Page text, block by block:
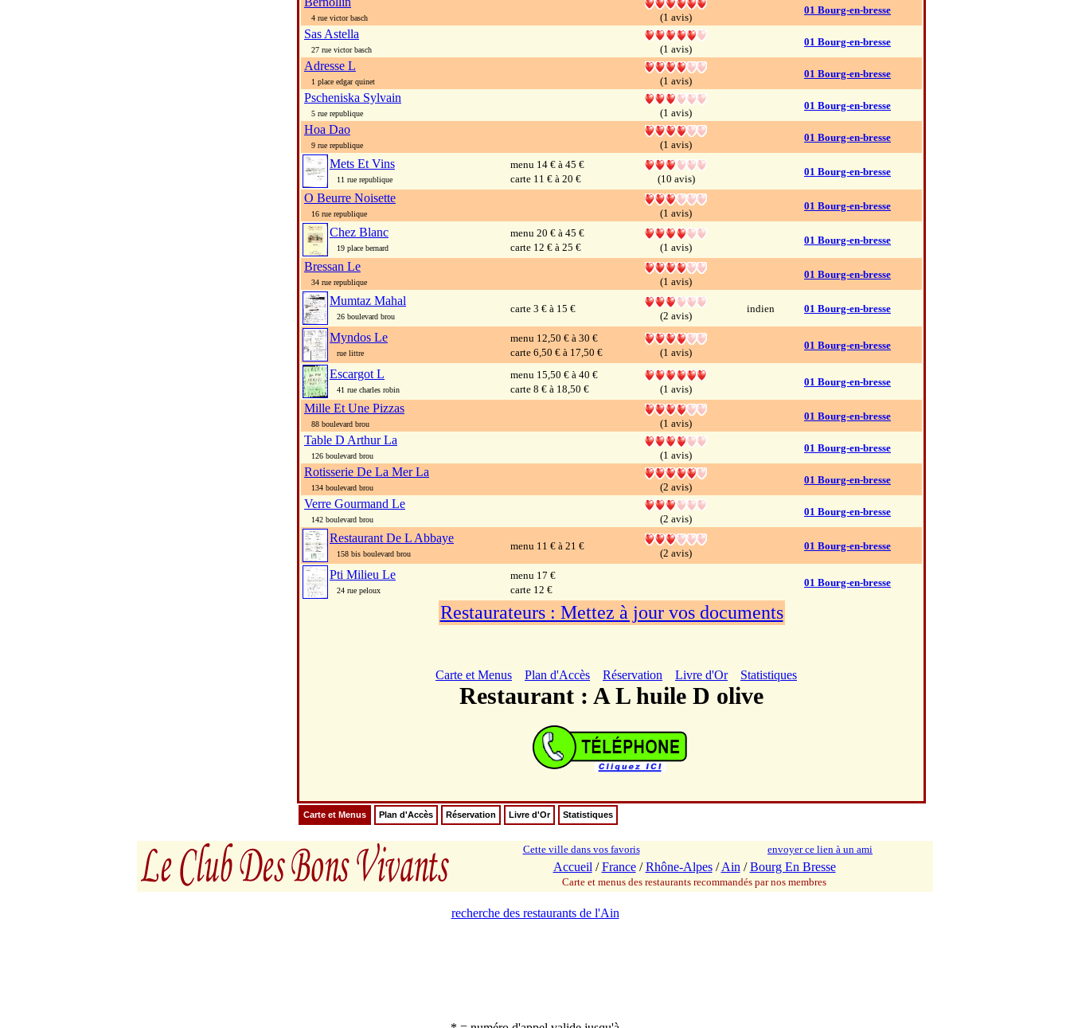
4 rue victor basch (1 avis)
01 Bourg-en-bresse
Sas Astella
27 rue victor basch (1 avis)
01 Bourg-en-bresse
Adresse L
1 place edgar quinet (1 avis)
01 Bourg-en-bresse
Pscheniska Sylvain
5 rue republique (1 avis)
01 Bourg-en-bresse
Hoa Dao
9 rue republique (1 avis)
01 Bourg-en-bresse
Mets Et Vins
11 rue republique
menu 14 € à 45 €
carte 11 € à 20 €
(10 avis)
01 Bourg-en-bresse
O Beurre Noisette
16 rue republique (1 avis)
01 Bourg-en-bresse
Chez Blanc
19 place bernard
menu 20 € à 45 €
carte 12 € à 25 €
(1 avis)
01 Bourg-en-bresse
Bressan Le
34 rue republique (1 avis)
01 Bourg-en-bresse
Mumtaz Mahal
26 boulevard brou
carte 3 € à 15 €
(2 avis)
indien 01 Bourg-en-bresse
Myndos Le
rue littre
menu 12,50 € à 30 €
carte 6,50 € à 17,50 €
(1 avis)
01 Bourg-en-bresse
Escargot L
41 rue charles robin
menu 15,50 € à 40 €
carte 8 € à 18,50 €
(1 avis)
01 Bourg-en-bresse
Mille Et Une Pizzas
88 boulevard brou (1 avis)
01 Bourg-en-bresse
Table D Arthur La
126 boulevard brou (1 avis)
01 Bourg-en-bresse
Rotisserie De La Mer La
134 boulevard brou (2 avis)
01 Bourg-en-bresse
Verre Gourmand Le
142 boulevard brou (2 avis)
01 Bourg-en-bresse
Restaurant De L Abbaye
158 bis boulevard brou
menu 11 € à 21 €
(2 avis)
01 Bourg-en-bresse
Pti Milieu Le
24 rue peloux
menu 17 €
carte 12 €
01 Bourg-en-bresse
Restaurateurs : Mettez à jour vos documents
Carte et Menus Plan d'Accès Réservation Livre d'Or Statistiques
Restaurant : A L huile D olive
Carte et Menus Plan d'Accès Réservation Livre d'Or Statistiques
Cette ville dans vos favoris envoyer ce lien à un ami
Accueil /France/Rhône-Alpes/Ain /Bourg En Bresse
Carte et menus des restaurants recommandés par nos membres
recherche des restaurants de l'Ain